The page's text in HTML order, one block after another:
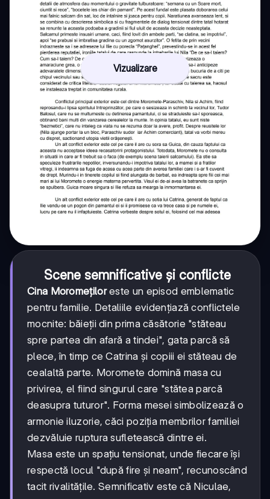
Vizualizare
Scene semnificative și conflicte
Cina Moromețiloreste un episod emblematic
pentru familie. Detaliile evidențiază conflictele
mocnite: băieții din prima căsătorie "stăteau
spre partea din afară a tindei", gata parcă să
plece, în timp ce Catrina și copiii ei stăteau de
cealaltă parte. Moromete domină masa cu
privirea, el fiind singurul care "stătea parcă
deasupra tuturor". Forma mesei simbolizează o
armonie iluzorie, căci poziția membrilor familiei
dezvăluie ruptura sufletească dintre ei.
Masa este un spațiu tensionat, unde fiecare își
respectă locul "după fire și neam", recunoscând
tacit rivalitățile. Semnificativ este că Niculae,